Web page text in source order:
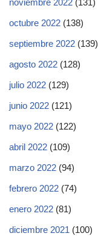
noviembre 2022 (131)
octubre 2022 (138)
septiembre 2022 (139)
agosto 2022 (128)
julio 2022 (129)
junio 2022 (121)
mayo 2022 (122)
abril 2022 (109)
marzo 2022 (94)
febrero 2022 (74)
enero 2022 (81)
diciembre 2021 (100)